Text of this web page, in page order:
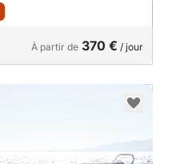
À partir de 370 € / jour